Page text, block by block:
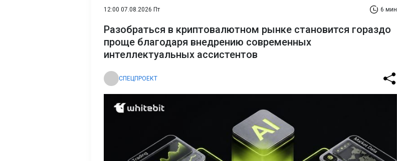
12:00 07.08.2026 Пт 6 мин
Разобраться в криптовалютном рынке становится гораздо
проще благодаря внедрению современных
интеллектуальных ассистентов
СПЕЦПРОЕКТ